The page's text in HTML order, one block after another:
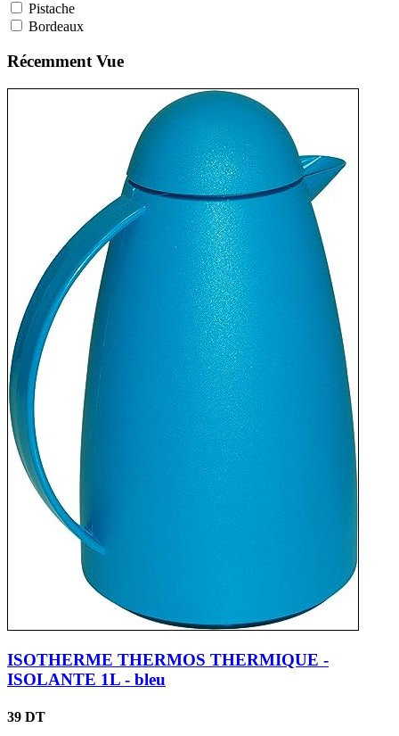
Pistache
Bordeaux
Récemment Vue
ISOTHERME THERMOS THERMIQUE -
ISOLANTE 1L - bleu
39 DT